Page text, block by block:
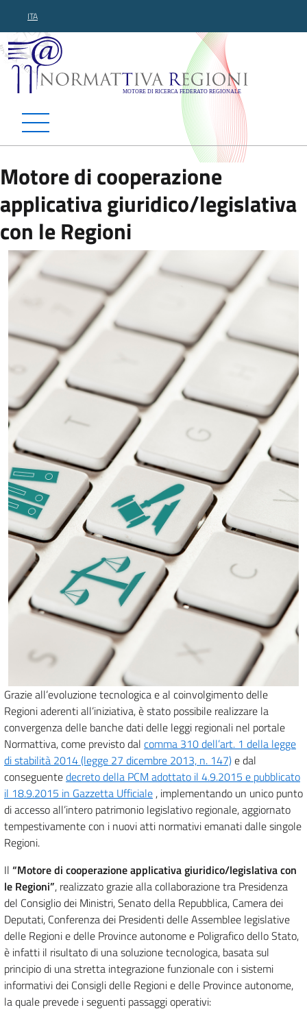
ITA
Normattiva Regioni -
Motore di cooperazione
applicativa giuridico/legislativa
con le Regioni
Grazie all’evoluzione tecnologica e al coinvolgimento delle
Regioni aderenti all’iniziativa, è stato possibile realizzare la
convergenza delle banche dati delle leggi regionali nel portale
Normattiva, come previsto dal comma 310 dell’art. 1 della legge
di stabilità 2014 (legge 27 dicembre 2013, n. 147)e dal
conseguentedecreto della PCM adottato il 4.9.2015 e pubblicato
il 18.9.2015 in Gazzetta Ufficiale , implementando un unico punto
di accesso all’intero patrimonio legislativo regionale, aggiornato
tempestivamente con i nuovi atti normativi emanati dalle singole
Regioni.
Il “Motore di cooperazione applicativa giuridico/legislativa con
le Regioni”, realizzato grazie alla collaborazione tra Presidenza
del Consiglio dei Ministri, Senato della Repubblica, Camera dei
Deputati, Conferenza dei Presidenti delle Assemblee legislative
delle Regioni e delle Province autonome e Poligrafico dello Stato,
è infatti il risultato di una soluzione tecnologica, basata sul
principio di una stretta integrazione funzionale con i sistemi
informativi dei Consigli delle Regioni e delle Province autonome,
la quale prevede i seguenti passaggi operativi: